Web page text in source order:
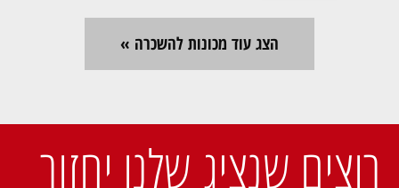
הצג עוד מכונות להשכרה »
רוצים שנציג שלנו יחזור